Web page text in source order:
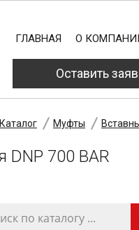
Оставить
ГЛАВНАЯ О
Каталог Муфты
DNP 700 BAR